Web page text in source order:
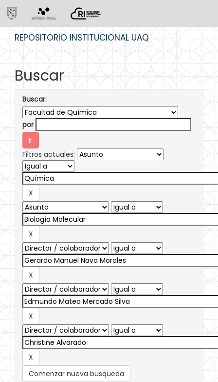
REPOSITORIO INSTITUCIONAL UAQ
Buscar
Buscar:
por
Filtros actuales:
Comenzar nueva busqueda